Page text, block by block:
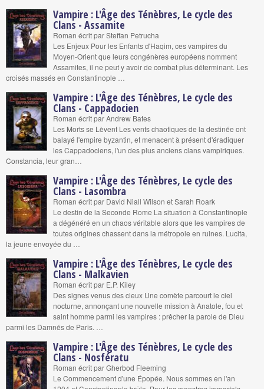
Vampire : L'Âge des Ténèbres, Le cycle des
Clans - Assamite
Roman écrit par Steffan Petrucha
Les Enjeux Pour les Enfants d'Haqim, ces vampires du
Moyen-Orient que leurs congénères européens nomment
Assamites, il ne peut y avoir de combat plus déterminant. Les
croisés massés en Constantinople …
Vampire : L'Âge des Ténèbres, Le cycle des
Clans - Cappadocien
Roman écrit par Andrew Bates
Les Morts se Lèvent Les vents chaotiques de la destinée ont
balayé l'empire byzantin, et menacent à présent d'éradiquer
les Cappadociens, l'un des plus anciens clans vampiriques.
Constancia, leur gran…
Vampire : L'Âge des Ténèbres, Le cycle des
Clans - Lasombra
Roman écrit par David Niall Wilson et Sarah Roark
Le destin de la Seconde Rome La situation à Constantinople
a dégénéré en un chaos véritable alors que les vampires de
toutes origines chassent dans la métropole en ruines. Lucita,
la jeune envoyée du …
Vampire : L'Âge des Ténèbres, Le cycle des
Clans - Malkavien
Roman écrit par E.P. Kiley
Des signes venus des cieux Une comète parcourt le ciel
nocturne, annonçant une nouvelle mission à Anatole, fou et
saint homme parmi les vampires : prêcher la parole de Dieu
parmi les Damnés de Paris. …
Vampire : L'Âge des Ténèbres, Le cycle des
Clans - Nosfératu
Roman écrit par Gherbod Fleeming
Le Commencement d'une Épopée. Nous sommes en l'an